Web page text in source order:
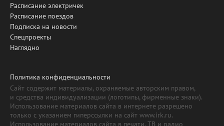
Расписание электричек
Расписание поездов
Подписка на новости
Спецпроекты
Наглядно
Политика конфиденциальности
Сайт содержит материалы, охраняемые авторским правом,
и средства индивидуализации (логотипы, фирменные знаки).
Использование материалов сайта в интернете разрешено
только с указанием гиперссылки на сайт www.irk.ru.
Использование материалов сайта в печати, ТВ и радио